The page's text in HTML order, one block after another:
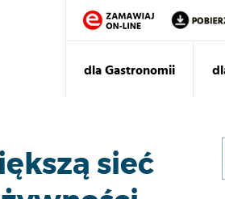
dla Gastronomii
sieć